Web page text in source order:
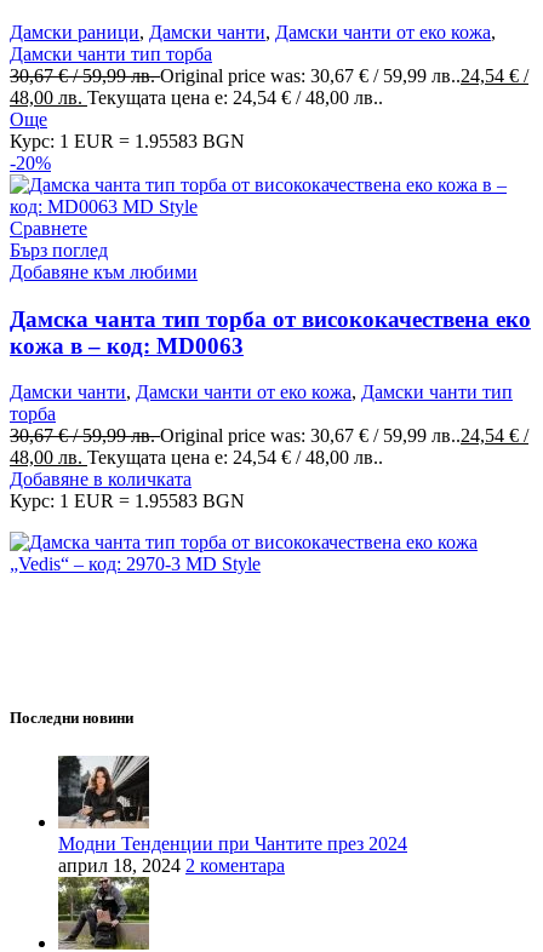
Дамски раници, Дамски чанти, Дамски чанти от еко кожа,
Дамски чанти тип торба
30,67€/ 59,99 лв.Original price was: 30,67 € / 59,99 лв..24,54 € /
48,00 лв. Текущата цена е: 24,54 € / 48,00 лв..
Още
Курс: 1 EUR = 1.95583 BGN
-20%
Сравнете
Бърз поглед
Добавяне към любими
Дамска чанта тип торба от висококачествена еко
кожа в – код: MD0063
Дамски чанти, Дамски чанти от еко кожа, Дамски чанти тип
торба
30,67€/ 59,99 лв.Original price was: 30,67 € / 59,99 лв..24,54 € /
48,00 лв. Текущата цена е: 24,54 € / 48,00 лв..
Добавяне в количката
Курс: 1 EUR = 1.95583 BGN
Последни новини
Модни Тенденции при Чантите през 2024
април 18, 2024 2 коментара